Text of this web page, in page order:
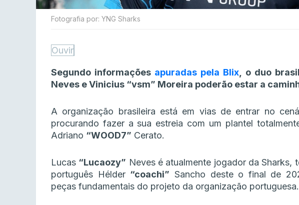
Fotografia por: YNG Sharks
Ouvir
Segundo informações apuradas pela Blix, o duo
Neves e Vinicius “vsm” Moreira poderão estar a
A organização brasileira está em vias de entrar no
procurando fazer a sua estreia com um plantel
Adriano “WOOD7” Cerato.
Lucas “Lucaozy” Neves é atualmente jogador da
português Hélder “coachi” Sancho deste o final de
peças fundamentais do projeto da organização portuguesa.